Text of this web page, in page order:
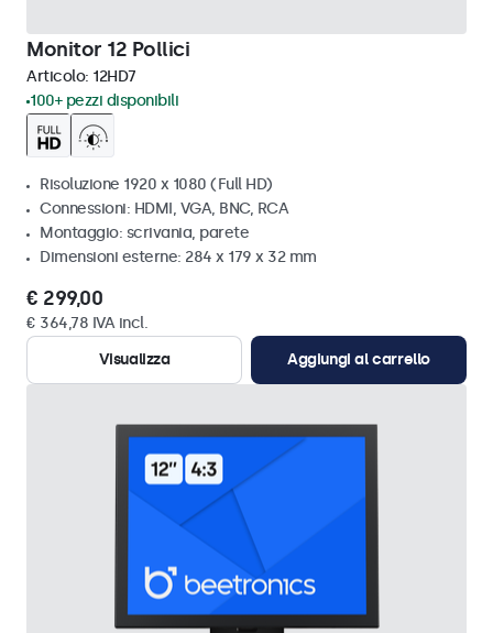
Monitor 12 Pollici
Articolo: 12HD7
100+ pezzi disponibili
Risoluzione 1920 x 1080 (Full HD)
Connessioni: HDMI, VGA, BNC, RCA
Montaggio: scrivania, parete
Dimensioni esterne: 284 x 179 x 32 mm
€ 299,00
€ 364,78 IVA incl.
Visualizza
Aggiungi al carrello